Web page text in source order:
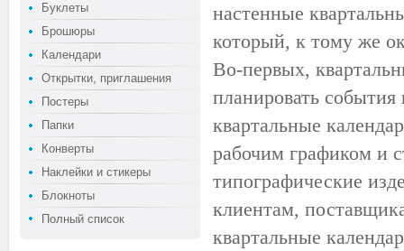
Буклеты
Брошюры
Календари
Открытки, приглашения
Постеры
Папки
Конверты
Наклейки и стикеры
Блокноты
Полный список
настенные
который, к тому же
Во-первых,
планировать
квартальные
рабочим графиком и
типографические
клиентам,
квартальные